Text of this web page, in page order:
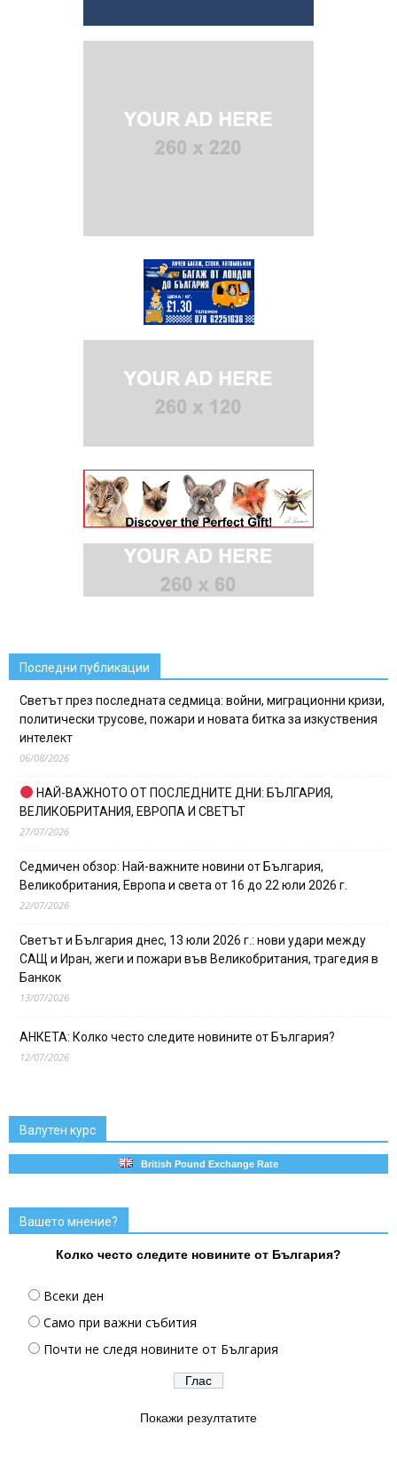
Последни публикации
Светът през последната седмица: войни, миграционни кризи,
политически трусове, пожари и новата битка за изкуствения
интелект
06/08/2026
НАЙ-ВАЖНОТО ОТ ПОСЛЕДНИТЕ ДНИ: БЪЛГАРИЯ,
ВЕЛИКОБРИТАНИЯ, ЕВРОПА И СВЕТЪТ
27/07/2026
Седмичен обзор: Най-важните новини от България,
Великобритания, Европа и света от 16 до 22 юли 2026 г.
22/07/2026
Светът и България днес, 13 юли 2026 г.: нови удари между
САЩ и Иран, жеги и пожари във Великобритания, трагедия в
Банкок
13/07/2026
АНКЕТА: Колко често следите новините от България?
12/07/2026
Валутен курс
British Pound Exchange Rate
Вашето мнение?
Колко често следите новините от България?
Всеки ден
Само при важни събития
Почти не следя новините от България
Покажи резултатите